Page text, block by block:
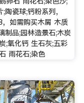
陶瓷球;钙粉系列，
如需购买木屑 木质
制品;园林造景石;木炭
;氧化钙 生石灰;五彩
雨花石;染色